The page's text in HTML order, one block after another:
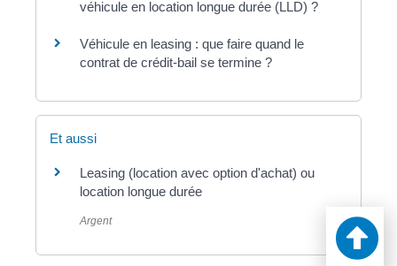
véhicule en location longue durée (LLD) ?
Véhicule en leasing : que faire quand le
contrat de crédit-bail se termine ?
Et aussi
Leasing (location avec option d'achat) ou
location longue durée
Argent